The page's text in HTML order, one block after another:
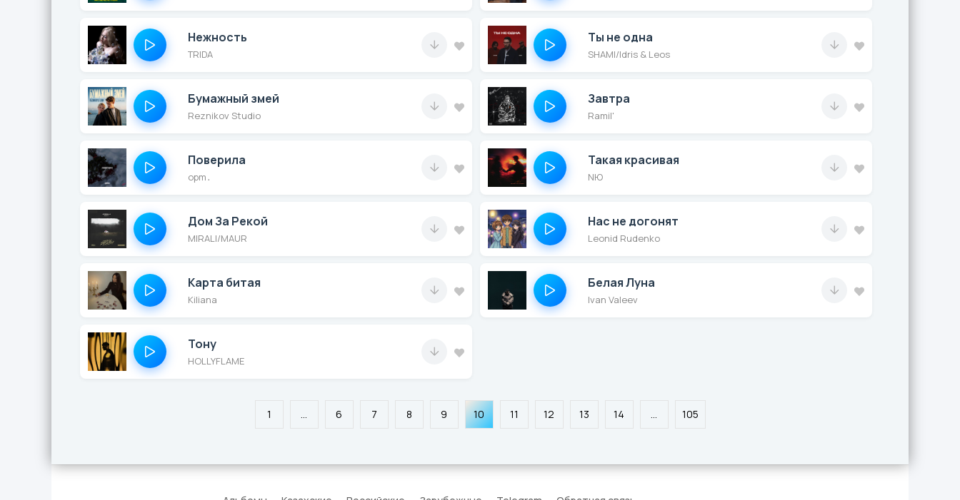
Нежность
TRIDA
Ты не одна
SHAMI/Idris & Leos
Бумажный змей
Reznikov Studio
Завтра
Ramil'
Поверила
opm․
Такая красивая
NЮ
Дом За Рекой
MIRALI/MAUR
Нас не догонят
Leonid Rudenko
Карта битая
Kiliana
Белая Луна
Ivan Valeev
Тону
HOLLYFLAME
1 ... 6 7 8 9 10 11 12 13 14 ... 105